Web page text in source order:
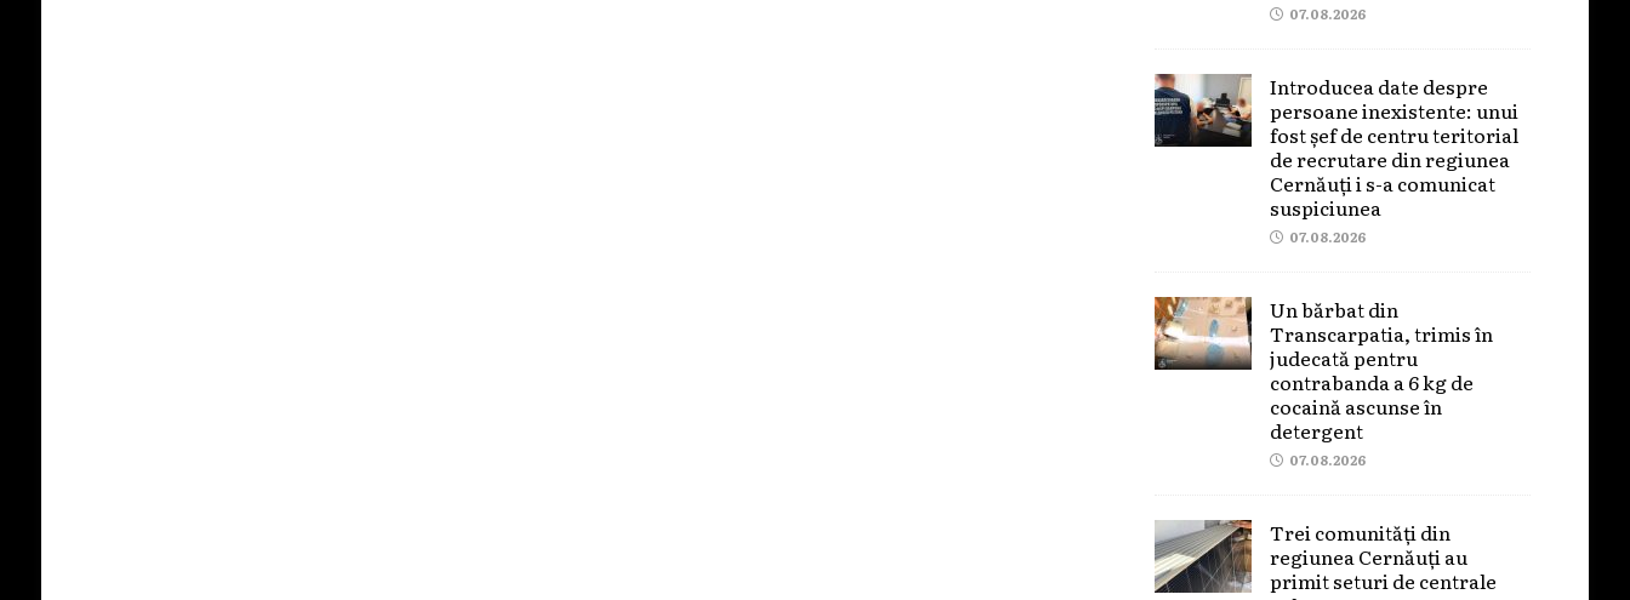
07.08.2026
Introducea date despre
persoane inexistente: unui
fost șef de centru teritorial
de recrutare din regiunea
Cernăuți i s-a comunicat
suspiciunea
07.08.2026
Un bărbat din
Transcarpatia, trimis în
judecată pentru
contrabanda a 6 kg de
cocaină ascunse în
detergent
07.08.2026
Trei comunități din
regiunea Cernăuți au
primit seturi de centrale